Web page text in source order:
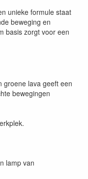
unieke formule staat
beweging en
basis zorgt voor een
groene lava geeft een
bewegingen
lamp van